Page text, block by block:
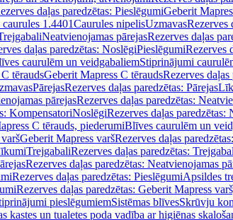
daļas paredzētas: PieslēgumiGeberit
1.4401Caurules nipelisUzmavasRezerves
Neatvienojamas pārejasRezerves daļas
daļas paredzētas: NoslēgiPieslēgumiRezerves
caurulēm un veidgabaliemStiprinājumi
tēraudsGeberit Mapress C tēraudsRezerves
PārejasRezerves daļas paredzētas: Pārejas
pārejasRezerves daļas paredzētas:
KompensatoriNoslēgiRezerves daļas paredzētas:
C tērauds, piederumiBlīves caurulēm un
Geberit Mapress varšRezerves daļas
TrejgabaliRezerves daļas paredzētas:
Rezerves daļas paredzētas: Neatvienojamas
Rezerves daļas paredzētas: PieslēgumiApsildes
Rezerves daļas paredzētas: Geberit Mapress
pieslēgumiemSistēmas blīvesSkrūvju
kastes un tualetes poda vadība ar higiēnas